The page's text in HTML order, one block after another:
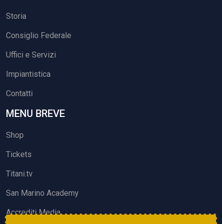
Storia
Consiglio Federale
Uffici e Servizi
Impiantistica
Contatti
MENU BREVE
Shop
Tickets
Titani.tv
San Marino Academy
Accrediti Media